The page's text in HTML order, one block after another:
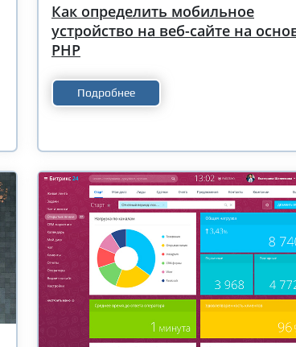
Как определить мобильное
устройство на веб-сайте на
PHP
Подробнее